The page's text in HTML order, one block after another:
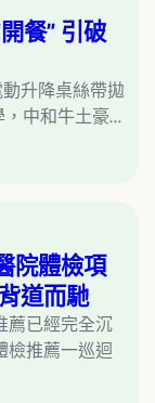
餐” 引破
升降桌絲帶拋
，中和牛土豪…
院體檢項
道而馳
薦已經完全沉
檢推薦一巡迴